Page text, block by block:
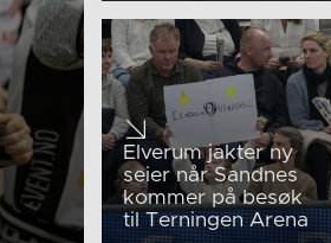
Elverum jakter ny
seier når Sandnes
kommer på besøk
til Terningen Arena